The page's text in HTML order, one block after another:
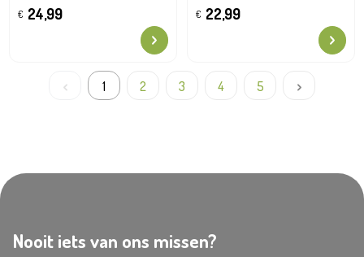
€ 24,99 € 22,99
1 2 3 4 5
Nooit iets van ons missen?